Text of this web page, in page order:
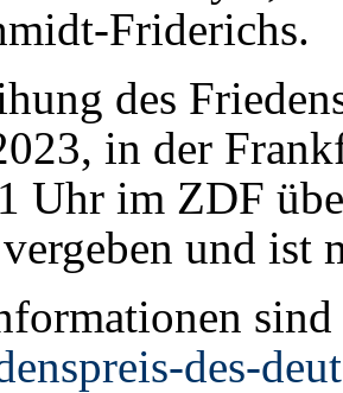
Friderichs.
des
in der
Uhr im ZDF
und ist
des-